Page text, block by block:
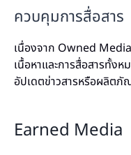
ควบคุมการสื่อสาร
เนื่องจาก Owned
เนื้อหาและการสื่อสารทั้ง
อัปเดตข่าวสารหรือผลิตภั
Earned Media